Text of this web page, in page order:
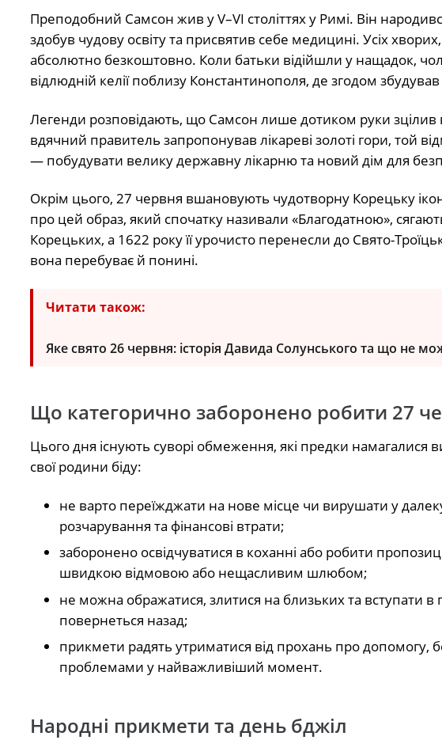
Преподобний Самсон жив у V–VI століттях у Римі. Він
здобув чудову освіту та присвятив себе медицині. Усіх
абсолютно безкоштовно. Коли батьки відійшли у нащадок,
відлюдній келії поблизу Константинополя, де згодом
Легенди розповідають, що Самсон лише дотиком руки зцілив
вдячний правитель запропонував лікареві золоті гори, той
— побудувати велику державну лікарню та новий дім для
Окрім цього, 27 червня вшановують чудотворну Корецьку
про цей образ, який спочатку називали «Благодатною»,
Корецьких, а 1622 року її урочисто перенесли до Свято-
вона перебуває й понині.
Читати також:
Яке свято 26 червня: історія Давида Солунського та що не
Що категорично заборонено робити 27
Цього дня існують суворі обмеження, які предки
свої родини біду:
не варто переїжджати на нове місце чи вирушати у
розчарування та фінансові втрати;
заборонено освідчуватися в коханні або робити
швидкою відмовою або нещасливим шлюбом;
не можна ображатися, злитися на близьких та вступати в
повернеться назад;
прикмети радять утриматися від прохань про допомогу,
проблемами у найважливіший момент.
Народні прикмети та день бджіл